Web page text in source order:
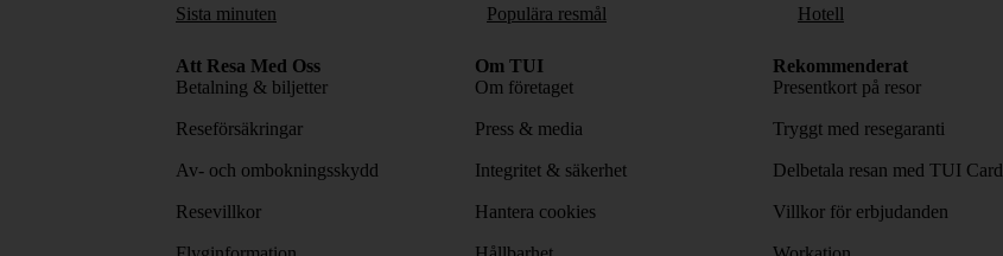
Sista minuten Populära resmål Hotell
Att Resa Med Oss
Betalning & biljetter
Reseförsäkringar
Av- och ombokningsskydd
Resevillkor
Om TUI
Om företaget
Press & media
Integritet & säkerhet
Hantera cookies
Rekommenderat
Presentkort på resor
Tryggt med resegaranti
Delbetala resan med TUI Card
Villkor för erbjudanden